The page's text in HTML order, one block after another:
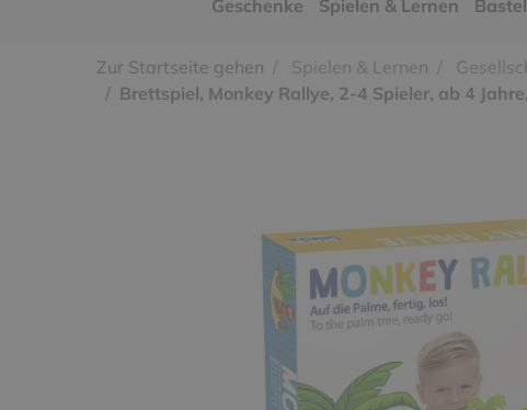
Geschenke Spielen & Lernen
Zur Startseite gehen Spielen & Lernen
Brettspiel, Monkey Rallye, 2-4 Spieler, ab 4